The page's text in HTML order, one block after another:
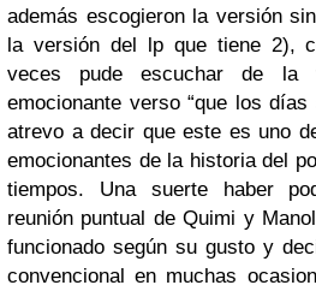
además escogieron la versión
la versión del lp que tiene 2),
veces pude escuchar de la
emocionante verso “que los
atrevo a decir que este es uno
emocionantes de la historia del
tiempos. Una suerte haber
reunión puntual de Quimi y
funcionado según su gusto y
convencional en muchas